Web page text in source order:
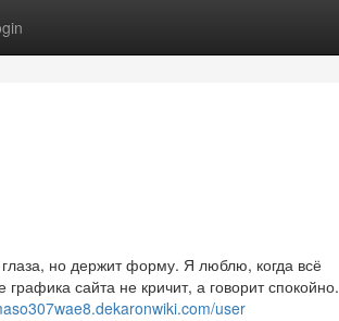
но держит форму. Я люблю, когда всё
сайта не кричит, а говорит спокойно.
user